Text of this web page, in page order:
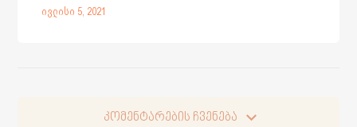
ივლისი 5, 2021
კომენტარების ჩვენება